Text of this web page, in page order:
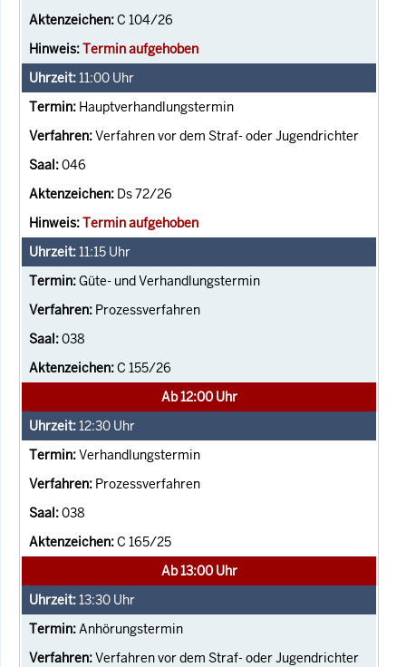
C 104/26
Termin aufgehoben
11:00 Uhr
Hauptverhandlungstermin
Verfahren vor dem Straf- oder Jugendrichter
046
Ds 72/26
Termin aufgehoben
11:15 Uhr
Güte- und Verhandlungstermin
Prozessverfahren
038
C 155/26
Ab 12:00 Uhr
12:30 Uhr
Verhandlungstermin
Prozessverfahren
038
C 165/25
Ab 13:00 Uhr
13:30 Uhr
Anhörungstermin
Verfahren vor dem Straf- oder Jugendrichter